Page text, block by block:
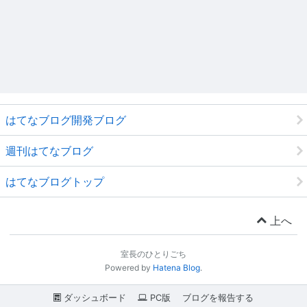
はてなブログ開発ブログ
週刊はてなブログ
はてなブログトップ
上へ
室長のひとりごち
Powered by Hatena Blog.
ダッシュボード PC版 ブログを報告する